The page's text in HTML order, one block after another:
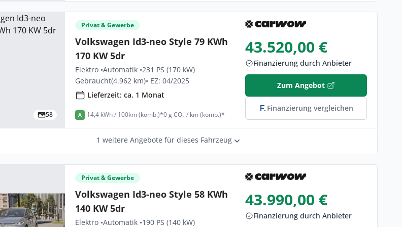
58
Privat & Gewerbe
Volkswagen Id3-neo Style 79 KWh
170 KW 5dr
Elektro •Automatik •231 PS (170 kW)
Gebraucht(4.962 km)• EZ: 04/2025
Lieferzeit: ca. 1 Monat
A 14,4 kWh / 100km (komb.)*0 g CO₂ / km (komb.)*
43.520,00 €
Finanzierung durch Anbieter
Zum Angebot
Finanzierung vergleichen
1 weitere Angebote für dieses Fahrzeug
Privat & Gewerbe
Volkswagen Id3-neo Style 58 KWh
140 KW 5dr
Elektro •Automatik •190 PS (140 kW)
43.990,00 €
Finanzierung durch Anbieter